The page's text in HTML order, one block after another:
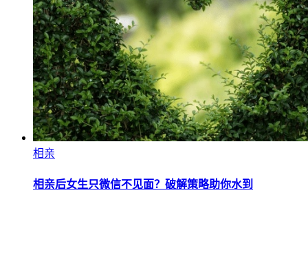
相亲
相亲后女生只微信不见面？破解策略助你水到